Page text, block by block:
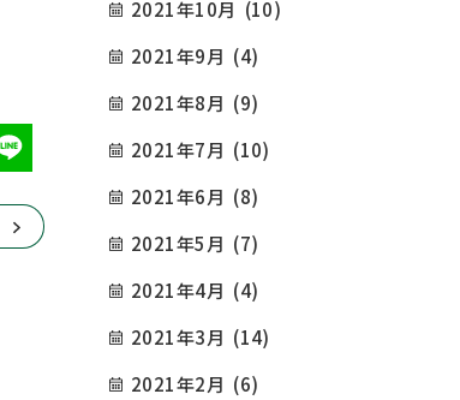
2021年10月 (10)
2021年9月 (4)
2021年8月 (9)
2021年7月 (10)
2021年6月 (8)
2021年5月 (7)
2021年4月 (4)
2021年3月 (14)
2021年2月 (6)